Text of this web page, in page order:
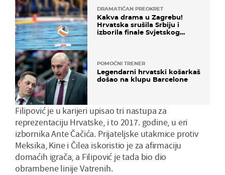
DRAMATIČAN PREOKRET
Kakva drama u Zagrebu!
Hrvatska srušila Srbiju i
izborila finale Svjetskog
POMOĆNI TRENER
Legendarni hrvatski košarkaš
došao na klupu Barcelone
Filipović je u karijeri upisao tri nastupa za
reprezentaciju Hrvatske, i to 2017. godine, u eri
izbornika Ante Čačića. Prijateljske utakmice protiv
Meksika, Kine i Čilea iskoristio je za afirmaciju
domaćih igrača, a Filipović je tada bio dio
obrambene linije Vatrenih.